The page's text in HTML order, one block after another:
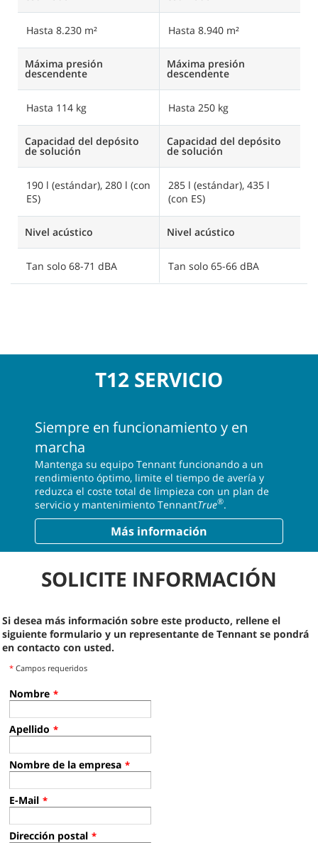
Hasta 8.230 m²
Máxima presión
descendente
Hasta 114 kg
Capacidad del depósito
de solución
190 l (estándar), 280 l (con
ES)
Nivel acústico
Tan solo 68-71 dBA
Hasta 8.940 m²
Máxima presión
descendente
Hasta 250 kg
Capacidad del depósito
de solución
285 l (estándar), 435 l
(con ES)
Nivel acústico
Tan solo 65-66 dBA
T12 SERVICIO
Siempre en funcionamiento y en
marcha
Mantenga su equipo Tennant funcionando a un
rendimiento óptimo, limite el tiempo de avería y
reduzca el coste total de limpieza con un plan de
servicio y mantenimiento TennantTrue®.
Más información
SOLICITE INFORMACIÓN
Si desea más información sobre este producto, rellene el
siguiente formulario y un representante de Tennant se pondrá
en contacto con usted.
* Campos requeridos
Nombre *
Apellido *
Nombre de la empresa *
E-Mail *
Dirección postal *